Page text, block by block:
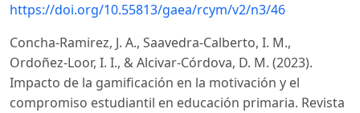
https://doi.org/10.55813/gaea/rcym/v2/n3/46
Concha-Ramirez, J. A., Saavedra-Calberto, I. M.,
Ordoñez-Loor, I. I., & Alcivar-Córdova, D. M. (2023).
Impacto de la gamificación en la motivación y el
compromiso estudiantil en educación primaria. Revista